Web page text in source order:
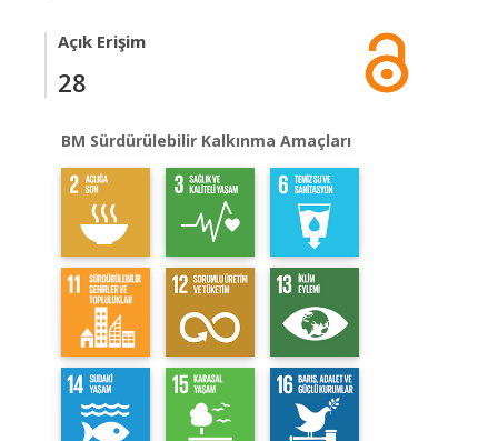
Açık Erişim
28
BM Sürdürülebilir Kalkınma Amaçları